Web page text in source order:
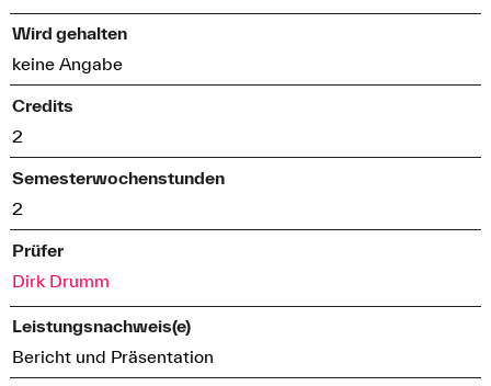
Wird gehalten
keine Angabe
Credits
2
Semesterwochenstunden
2
Prüfer
Dirk Drumm
Leistungsnachweis(e)
Bericht und Präsentation